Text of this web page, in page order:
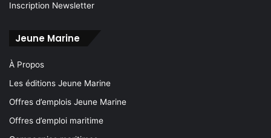
Inscription Newsletter
Jeune Marine
À Propos
Les éditions Jeune Marine
Offres d’emplois Jeune Marine
Offres d’emploi maritime